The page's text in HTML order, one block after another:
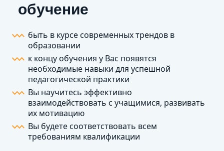
обучение
быть в курсе современных трендов в
образовании
к концу обучения у Вас появятся
необходимые навыки для успешной
педагогической практики
Вы научитесь эффективно
взаимодействовать с учащимися, развивать
их мотивацию
Вы будете соответствовать всем
требованиям квалификации